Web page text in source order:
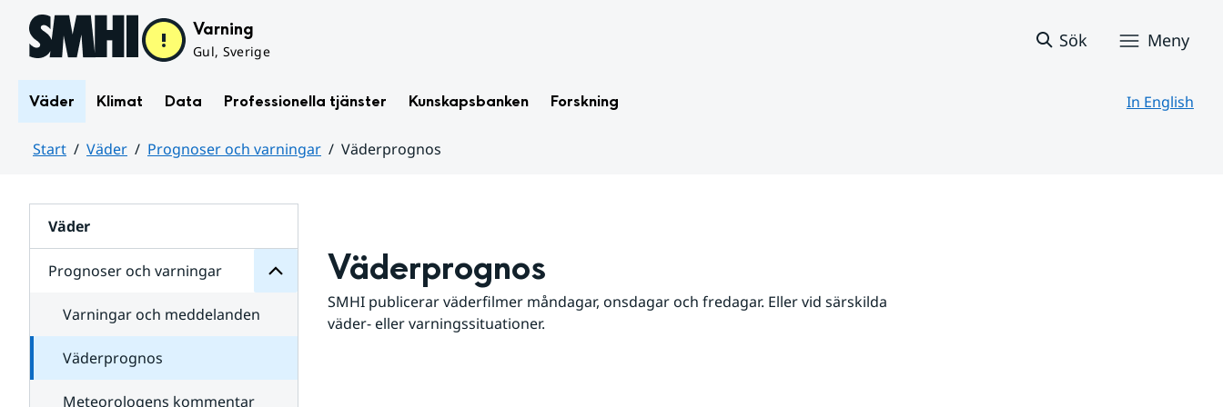
Hoppa till sidans innehåll Varning
Gul, Sverige
Sök Meny
Väder Klimat Data Professionella tjänster Kunskapsbanken Forskning In English
Start Väder Prognoser och varningar
Väderprognos
Väder
Prognoser och varningar
för
varningar
Varningar och meddelanden
Väderprognos
Meteorologens kommentar
Väderprognos
SMHI publicerar väderfilmer måndagar, onsdagar och fredagar. Eller vid särskilda
väder- eller varningssituationer.